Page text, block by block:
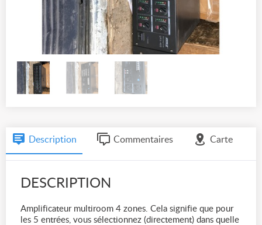
Description Commentaires Carte
DESCRIPTION
Amplificateur multiroom 4 zones. Cela signifie que pour
les 5 entrées, vous sélectionnez (directement) dans quelle